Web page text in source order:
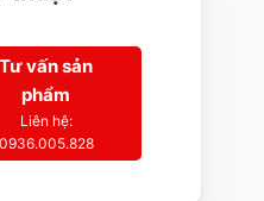
Tư vấn sản
phẩm
Liên hệ:
0936.005.828